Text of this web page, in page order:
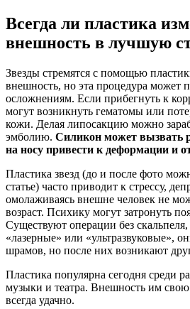
Всегда ли пластика
внешность в лучшую
Звезды стремятся с помощью
внешность, но эта процедура может
осложнениям. Если прибегнуть к
могут возникнуть гематомы или
кожи. Делая липосакцию можно
эмболию. Силикон может вызвать
на носу привести к деформации и
Пластика звезд (до и после фото
статье) часто приводит к стрессу,
омолаживаясь внешне человек не
возраст. Психику могут затронуть
Существуют операции без
«лазерные» или «ультразвуковые»,
шрамов, но после них возникают
Пластика популярна сегодня среди
музыки и театра. Внешность им свою
всегда удачно.